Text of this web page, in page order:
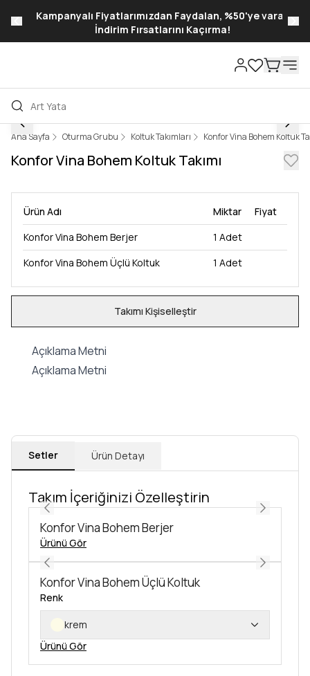
Kampanyalı Fiyatlarımızdan Faydalan, %50'ye varan
İndirim Fırsatlarını Kaçırma!
Ana Sayfa Oturma Grubu Koltuk Takımları Konfor Vina Bohem Koltuk
Konfor Vina Bohem Koltuk Takımı
Ürün Adı Miktar
Fiyat
Konfor Vina Bohem Berjer
1 Adet
Konfor Vina Bohem Üçlü Koltuk
1 Adet
Takımı Kişiselleştir
Açıklama Metni
Açıklama Metni
Setler Ürün Detayı
Takım İçeriğinizi Özelleştirin
Konfor Vina Bohem Berjer
Ürünü Gör
Konfor Vina Bohem Üçlü Koltuk
Renk
krem
Ürünü Gör